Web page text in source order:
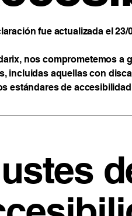
fue actualizada el 23/
nos comprometemos a
incluidas aquellas con
estándares de